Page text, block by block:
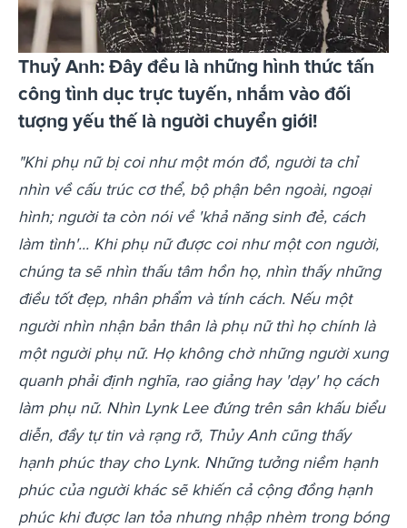
Thuỷ Anh: Đây đều là những hình thức tấn
công tình dục trực tuyến, nhắm vào đối
tượng yếu thế là người chuyển giới!
"Khi phụ nữ bị coi như một món đồ, người ta chỉ
nhìn về cấu trúc cơ thể, bộ phận bên ngoài, ngoại
hình; người ta còn nói về 'khả năng sinh đẻ, cách
làm tình'... Khi phụ nữ được coi như một con người,
chúng ta sẽ nhìn thấu tâm hồn họ, nhìn thấy những
điều tốt đẹp, nhân phẩm và tính cách. Nếu một
người nhìn nhận bản thân là phụ nữ thì họ chính là
một người phụ nữ. Họ không chờ những người xung
quanh phải định nghĩa, rao giảng hay 'dạy' họ cách
làm phụ nữ. Nhìn Lynk Lee đứng trên sân khấu biểu
diễn, đầy tự tin và rạng rỡ, Thủy Anh cũng thấy
hạnh phúc thay cho Lynk. Những tưởng niềm hạnh
phúc của người khác sẽ khiến cả cộng đồng hạnh
phúc khi được lan tỏa nhưng nhập nhèm trong bóng